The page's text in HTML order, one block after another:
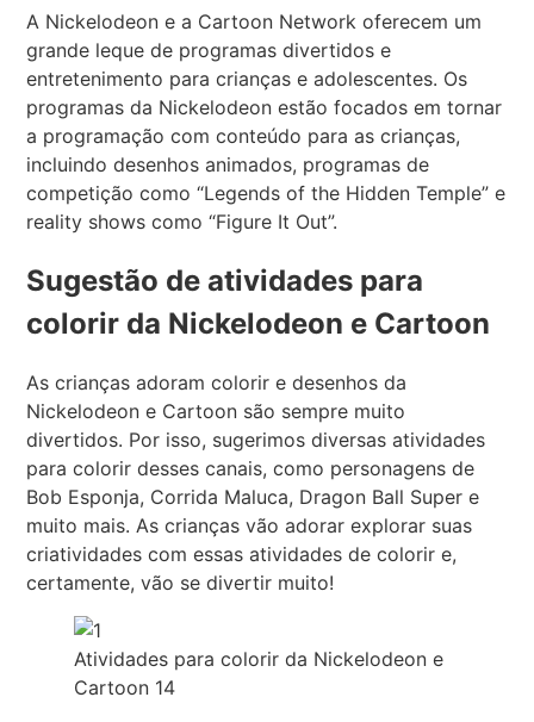
A Nickelodeon e a Cartoon Network oferecem um
grande leque de programas divertidos e
entretenimento para crianças e adolescentes. Os
programas da Nickelodeon estão focados em tornar
a programação com conteúdo para as crianças,
incluindo desenhos animados, programas de
competição como “Legends of the Hidden Temple” e
reality shows como “Figure It Out”.
Sugestão de atividades para
colorir da Nickelodeon e Cartoon
As crianças adoram colorir e desenhos da
Nickelodeon e Cartoon são sempre muito
divertidos. Por isso, sugerimos diversas atividades
para colorir desses canais, como personagens de
Bob Esponja, Corrida Maluca, Dragon Ball Super e
muito mais. As crianças vão adorar explorar suas
criatividades com essas atividades de colorir e,
certamente, vão se divertir muito!
Atividades para colorir da Nickelodeon e
Cartoon 14